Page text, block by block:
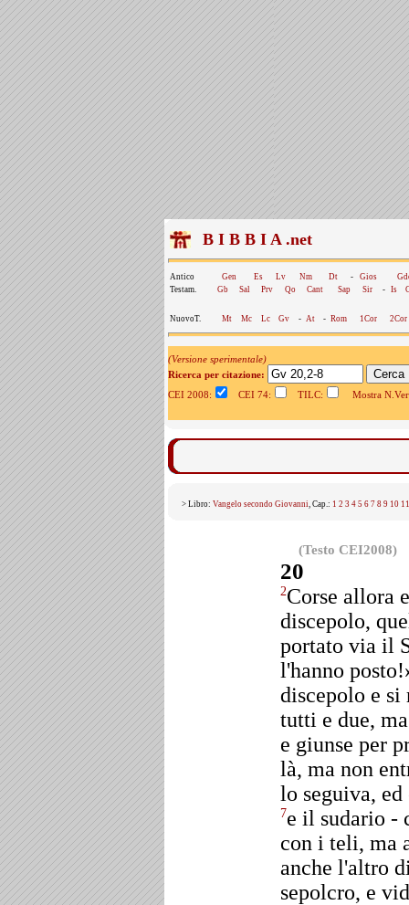
B I B B I A .net
Antico Gen Es Lv Nm Dt - Gios
Testam.
Gb Sal Prv Qo Cant Sap Sir - Is
NuovoT. Mt Mc Lc Gv - At - Rom 1Cor 2Cor
(Versione sperimentale)
Ricerca per citazione:
CEI 2008:
CEI 74: TILC: Mostra
> Libro: Vangelo secondo Giovanni, Cap.: 1 2 3 4 5 6 7 8 9 10 11
(Testo CEI2008)
20
2Corse allora
discepolo,
portato via il
l'hanno
discepolo e
tutti e due,
e giunse per
là, ma non
lo seguiva,
7e il sudario -
con i teli, ma
anche l'altro
sepolcro, e